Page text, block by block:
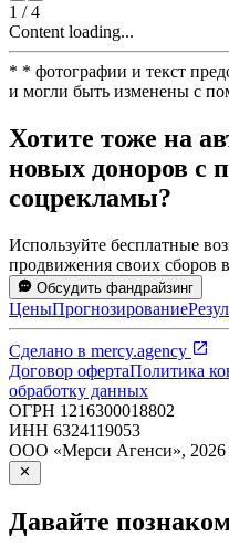
1 /4
Content loading...
* * фотографии и текст
и могли быть изменены с
Хотите тоже на
новых доноров с
соцрекламы?
Используйте бесплатные
продвижения своих сборов
Обсудить фандрайзинг
ЦеныПрогнозирование
Сделано в mercy.agency
Договор офертаПолитика
обработку данных
ОГРН 1216300018802
ИНН 6324119053
ООО «Мерси Агенси», 2026
Давайте